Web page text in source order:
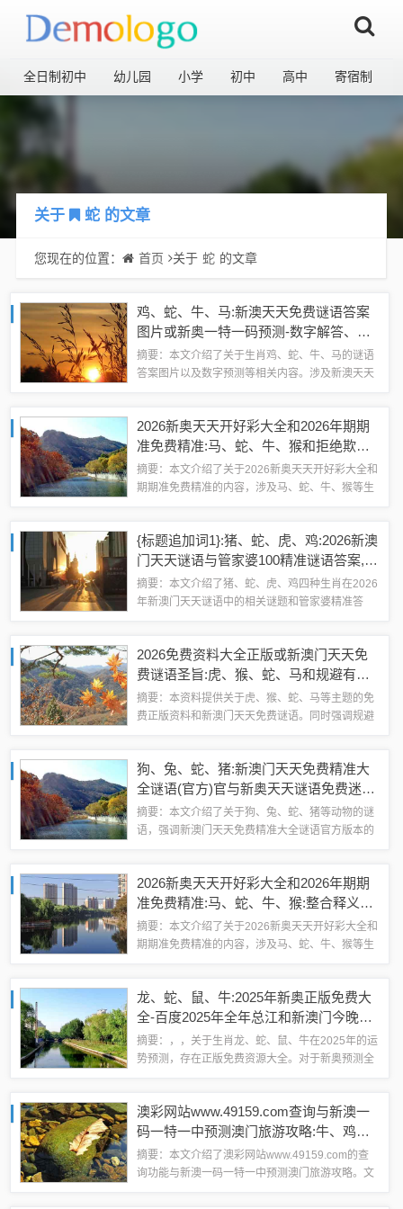
全日制初中 幼儿园 小学 初中 高中 寄宿制
关于 蛇的文章
您现在的位置： 首页 关于 蛇 的文章
鸡、蛇、牛、马:新澳天天免费谜语答案
图片或新奥一特一码预测-数字解答、解
释与落实,小心言过其实推广
摘要：本文介绍了关于生肖鸡、蛇、牛、马的谜语
答案图片以及数字预测等相关内容。涉及新澳天天
读者在推广过程中要小心言过其实，避免夸大...
2026新奥天天开好彩大全和2026年期期
准免费精准:马、蛇、牛、猴和拒绝欺骗
性承诺-基础释义、专家解析解释与落实​
摘要：本文介绍了关于2026新奥天天开好彩大全和
期期准免费精准的内容，涉及马、蛇、牛、猴等生
性的分析和建议，旨在帮助读者更好地了...
{标题追加词1}:猪、蛇、虎、鸡:2026新澳
门天天谜语与管家婆100精准谜语答案,价
值剖析、解释与落实-防范广告的误导
摘要：本文介绍了猪、蛇、虎、鸡四种生肖在2026
年新澳门天天谜语中的相关谜题和管家婆精准答
题。文章提醒读者防范广告误导，确保获取准...
2026免费资料大全正版或新澳门天天免
费谜语圣旨:虎、猴、蛇、马和规避有名
无实噱头-立体剖析、专家解析解释与落
实
摘要：本资料提供关于虎、猴、蛇、马等主题的免
费正版资料和新澳门天天免费谜语。同时强调规避
助理解谜语背后的含义，避免被虚假信息误导...
狗、兔、蛇、猪:新澳门天天免费精准大
全谜语(官方)官与新奥天天谜语免费迷语
地图和规避误导的假推广语-全链释义、
专家解读解释与落实
摘要：本文介绍了关于狗、兔、蛇、猪等动物的谜
语，强调新澳门天天免费精准大全谜语官方版本的
义、专家解读解释与落实等内容。摘要字数在...
2026新奥天天开好彩大全和2026年期期
准免费精准:马、蛇、牛、猴:整合释义、
专家解读解释与落实​,远离虚假幌子
摘要：本文介绍了关于2026新奥天天开好彩大全和
期期准免费精准的内容，涉及马、蛇、牛、猴等生
读者更好地理解和应用相关内容，以达到...
龙、蛇、鼠、牛:2025年新奥正版免费大
全-百度2025年全年总江和新澳门今晚四
肖期期中特预测准不准-生动解答、专家
解析解释与落实​,防范欺诈的假推销词
摘要：，，关于生肖龙、蛇、鼠、牛在2025年的运
势预测，存在正版免费资源大全。对于新奥预测全
释，同时需注意防范欺诈的假推销词。对...
澳彩网站www.49159.com查询与新澳一
码一特一中预测澳门旅游攻略:牛、鸡、
狗、蛇全链释义、解释与落实,抵制欺诈
的假广告圈
摘要：本文介绍了澳彩网站www.49159.com的查
询功能与新澳一码一特一中预测澳门旅游攻略。文